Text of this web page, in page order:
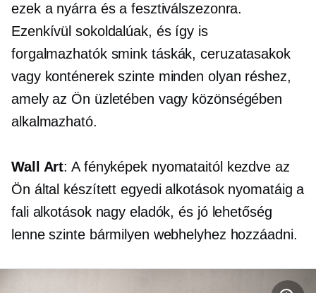
ezek a nyárra és a fesztiválszezonra.
Ezenkívül sokoldalúak, és így is
forgalmazhatók smink táskák, ceruzatasakok
vagy konténerek szinte minden olyan réshez,
amely az Ön üzletében vagy közönségében
alkalmazható.
Wall Art: A fényképek nyomataitól kezdve az
Ön által készített egyedi alkotások nyomatáig a
fali alkotások nagy eladók, és jó lehetőség
lenne szinte bármilyen webhelyhez hozzáadni.